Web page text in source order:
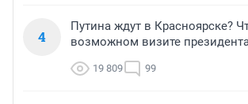
4
Путина ждут в Красноярске?
возможном визите
19 809 99